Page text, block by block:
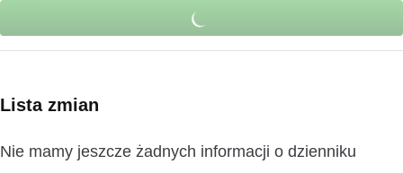
Lista zmian
Nie mamy jeszcze żadnych informacji o dzienniku